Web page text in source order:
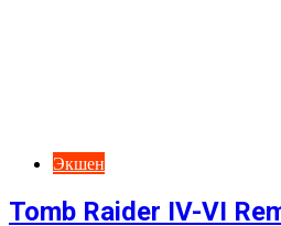
Экшен
Tomb Raider IV-VI